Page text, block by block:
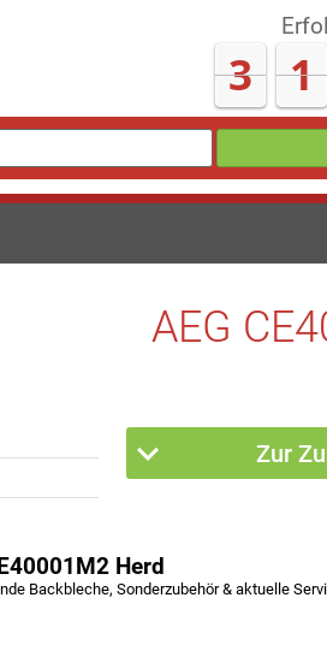
3 1
AEG
Zur
Herd
Backbleche, Sonderzubehör & aktuelle